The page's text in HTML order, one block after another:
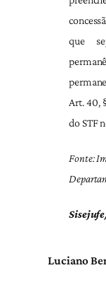
que
Art. 40,
do STF
Fonte:
Luciano